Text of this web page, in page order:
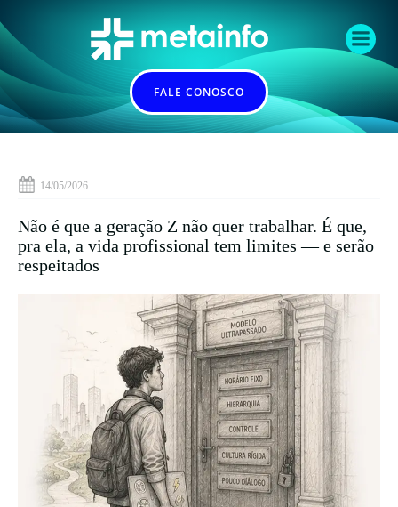
para
o
conteúdo
FALE CONOSCO
14/05/2026
Não é que a geração Z não quer trabalhar. É que,
pra ela, a vida profissional tem limites — e serão
respeitados